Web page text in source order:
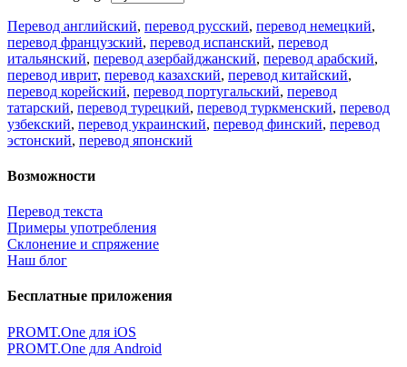
Перевод английский, перевод русский, перевод немецкий,
перевод французский, перевод испанский, перевод
итальянский, перевод азербайджанский, перевод арабский,
перевод иврит, перевод казахский, перевод китайский,
перевод корейский, перевод португальский, перевод
татарский, перевод турецкий, перевод туркменский, перевод
узбекский, перевод украинский, перевод финский, перевод
эстонский, перевод японский
Возможности
Перевод текста
Примеры употребления
Склонение и спряжение
Наш блог
Бесплатные приложения
PROMT.One для iOS
PROMT.One для Android